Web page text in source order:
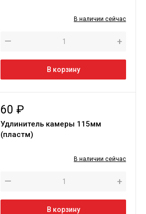
В наличии сейчас
— +
В корзину
60 ₽
Удлинитель камеры 115мм
(пластм)
В наличии сейчас
— +
В корзину